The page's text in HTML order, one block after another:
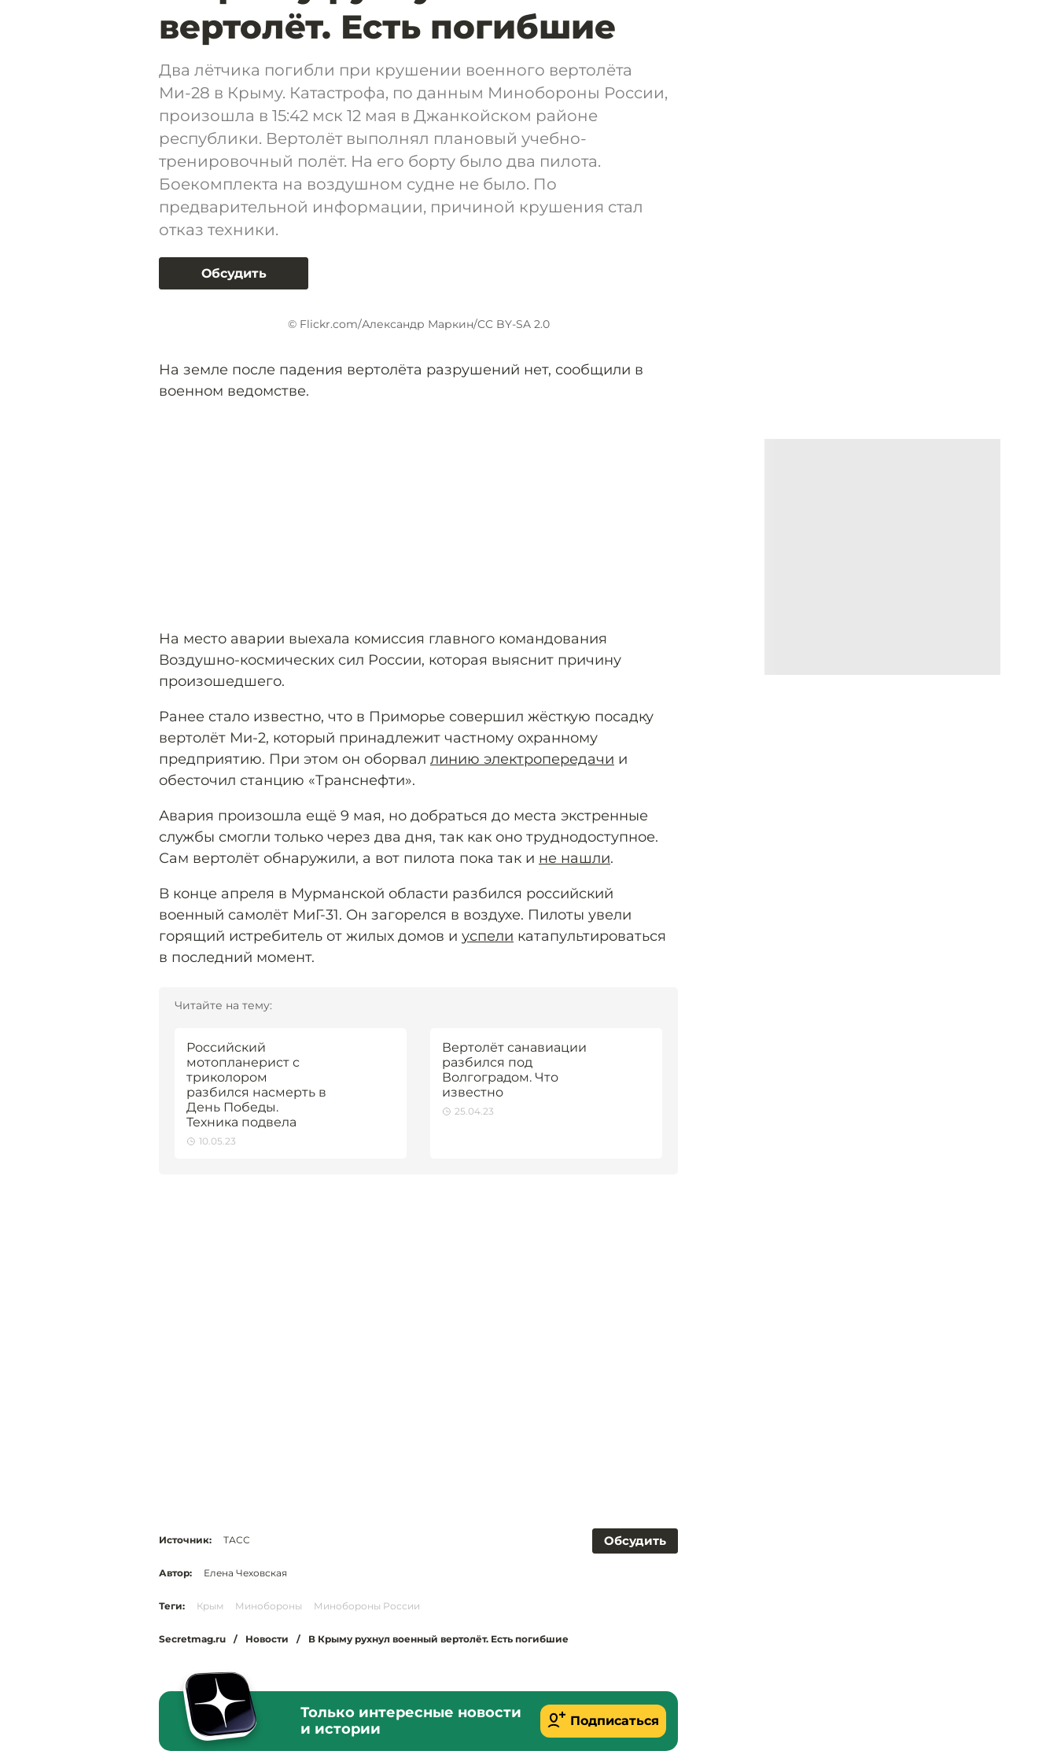
вертолёт. Есть погибшие
Два лётчика погибли при крушении военного вертолёта
Ми-28 в Крыму. Катастрофа, по данным Минобороны России,
произошла в 15:42 мск 12 мая в Джанкойском районе
республики. Вертолёт выполнял плановый учебно-
тренировочный полёт. На его борту было два пилота.
Боекомплекта на воздушном судне не было. По
предварительной информации, причиной крушения стал
отказ техники.
Обсудить
© Flickr.com/Александр Маркин/CC BY-SA 2.0
На земле после падения вертолёта разрушений нет, сообщили в
военном ведомстве.
На место аварии выехала комиссия главного командования
Воздушно-космических сил России, которая выяснит причину
произошедшего.
Ранее стало известно, что в Приморье совершил жёсткую посадку
вертолёт Ми-2, который принадлежит частному охранному
предприятию. При этом он оборвал линию электропередачи и
обесточил станцию «Транснефти».
Авария произошла ещё 9 мая, но добраться до места экстренные
службы смогли только через два дня, так как оно труднодоступное.
Сам вертолёт обнаружили, а вот пилота пока так и не нашли.
В конце апреля в Мурманской области разбился российский
военный самолёт МиГ-31. Он загорелся в воздухе. Пилоты увели
горящий истребитель от жилых домов и успели катапультироваться
в последний момент.
Читайте на тему:
Российский
мотопланерист с
триколором
разбился насмерть в
День Победы.
Техника подвела
10.05.23
Вертолёт санавиации
разбился под
Волгоградом. Что
известно
25.04.23
Обсудить
Источник: ТАСС
Автор: Елена Чеховская
Теги: Крым Минобороны Минобороны России
Secretmag.ru / Новости / В Крыму рухнул военный вертолёт. Есть погибшие
Только интересные новости
и истории
Подписаться